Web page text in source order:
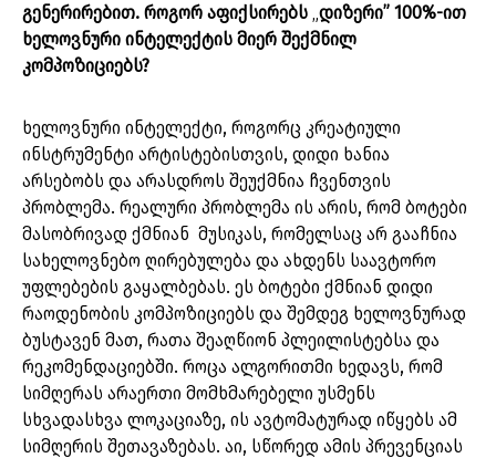
გენერირებით. როგორ აფიქსირებს „დიზერი” 100%-ით
ხელოვნური ინტელექტის მიერ შექმნილ
კომპოზიციებს?
ხელოვნური ინტელექტი, როგორც კრეატიული
ინსტრუმენტი არტისტებისთვის, დიდი ხანია
არსებობს და არასდროს შეუქმნია ჩვენთვის
პრობლემა. რეალური პრობლემა ის არის, რომ ბოტები
მასობრივად ქმნიან მუსიკას, რომელსაც არ გააჩნია
სახელოვნებო ღირებულება და ახდენს საავტორო
უფლებების გაყალბებას. ეს ბოტები ქმნიან დიდი
რაოდენობის კომპოზიციებს და შემდეგ ხელოვნურად
ბუსტავენ მათ, რათა შეაღწიონ პლეილისტებსა და
რეკომენდაციებში. როცა ალგორითმი ხედავს, რომ
სიმღერას არაერთი მომხმარებელი უსმენს
სხვადასხვა ლოკაციაზე, ის ავტომატურად იწყებს ამ
სიმღერის შეთავაზებას. აი, სწორედ ამის პრევენციას